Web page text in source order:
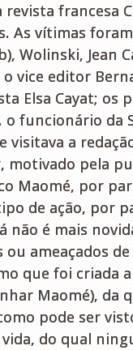
revista francesa
As vítimas
Wolinski, Jean
vice editor
Elsa Cayat; os
funcionário da
visitava a
motivado pela
Maomé, por
de ação, por
não é mais
ameaçados
que foi criada
Maomé), da
pode ser
do qual